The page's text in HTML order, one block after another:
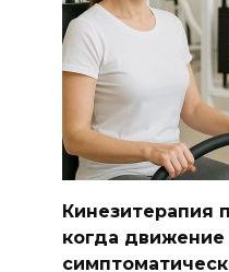
Кинезитерапия
когда